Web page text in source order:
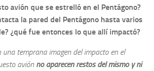
avión que se estrelló en el Pentágono?
la pared del Pentágono hasta varios
¿qué fue entonces lo que allí impactó?
una temprana imagen del impacto en el
avión no aparecen restos del mismo y ni